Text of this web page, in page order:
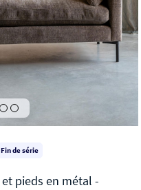
Fin de série